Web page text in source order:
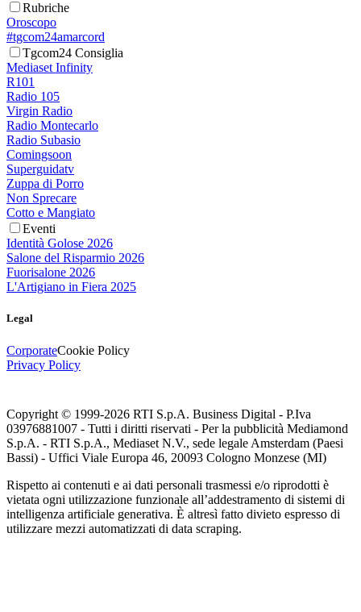
Rubriche
Oroscopo
#tgcom24amarcord
Tgcom24 Consiglia
Mediaset Infinity
R101
Radio 105
Virgin Radio
Radio Montecarlo
Radio Subasio
Comingsoon
Superguidatv
Zuppa di Porro
Non Sprecare
Cotto e Mangiato
Eventi
Identità Golose 2026
Salone del Risparmio 2026
Fuorisalone 2026
L'Artigiano in Fiera 2025
Legal
CorporateCookie Policy
Privacy Policy
Copyright © 1999-2026 RTI S.p.A. Business Digital - P.Iva
03976881007 - Tutti i diritti riservati - Per la pubblicità Mediamond
S.p.A. - RTI S.p.A., Mediaset N.V., sede legale Amsterdam (Paesi
Bassi) - Uffici Viale Europa 46, 20093 Cologno Monzese (MI)
Rispetto ai contenuti e ai dati personali trasmessi e/o riprodotti è
vietata ogni utilizzazione funzionale all’addestramento di sistemi di
intelligenza artificiale generativa. È altresì fatto divieto espresso di
utilizzare mezzi automatizzati di data scraping.